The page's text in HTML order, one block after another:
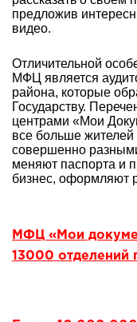
предложив
видео.
Отличительной
МФЦ является
района, которые
Государству.
центрами «Мои
все больше
совершенно
меняют паспорта и
бизнес, оформляют
МФЦ «Мои
13000 отделений